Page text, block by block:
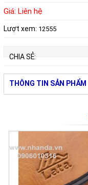
Giá: Liên hệ
Lượt xem: 12555
CHIA SẺ:
THÔNG TIN SẢN PHẨM